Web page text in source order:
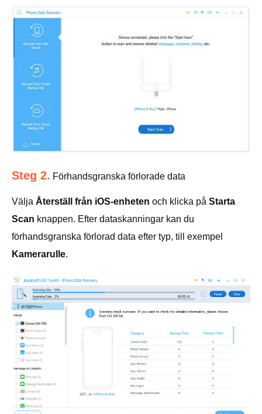
Steg 2. Förhandsgranska förlorade data
Välja Återställ från iOS-enheten och klicka på Starta
Scan knappen. Efter dataskanningar kan du
förhandsgranska förlorad data efter typ, till exempel
Kamerarulle.